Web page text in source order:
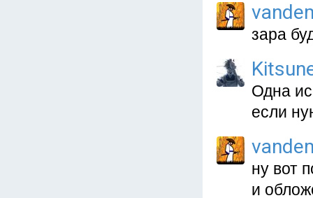
зара
Одна
если
ну вот
и